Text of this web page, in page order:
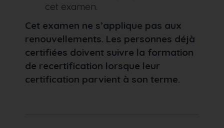
cet examen.
Cet examen ne s’applique pas aux
renouvellements. Les personnes déjà
certifiées doivent suivre la formation
de recertification lorsque leur
certification parvient à son terme.